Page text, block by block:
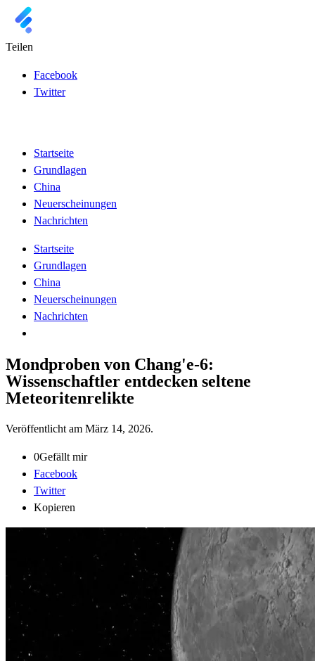
Teilen
Facebook
Twitter
Startseite
Grundlagen
China
Neuerscheinungen
Nachrichten
Startseite
Grundlagen
China
Neuerscheinungen
Nachrichten
Mondproben von Chang'e-6:
Wissenschaftler entdecken seltene
Meteoritenrelikte
Veröffentlicht am März 14, 2026.
0Gefällt mir
Facebook
Twitter
Kopieren